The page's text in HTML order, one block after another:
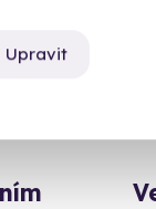
Upravit